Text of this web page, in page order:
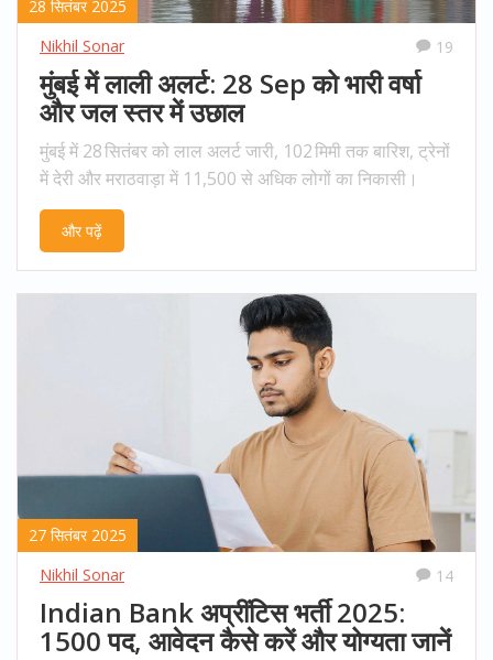
28 सितंबर 2025
Nikhil Sonar
19
मुंबई में लाली अलर्ट: 28 Sep को भारी वर्षा
और जल स्तर में उछाल
मुंबई में 28 सितंबर को लाल अलर्ट जारी, 102 मिमी तक बारिश, ट्रेनों
में देरी और मराठवाड़ा में 11,500 से अधिक लोगों का निकासी।
और पढ़ें
27 सितंबर 2025
Nikhil Sonar
14
Indian Bank अप्रींटिस भर्ती 2025:
1500 पद, आवेदन कैसे करें और योग्यता जानें